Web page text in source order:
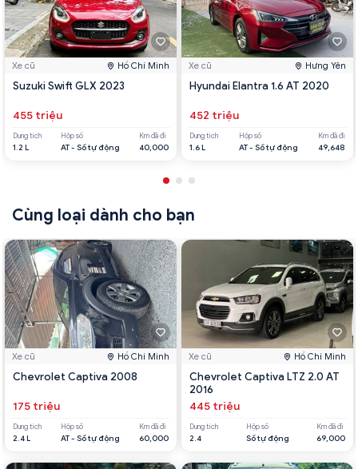
Xe cũ Hồ Chí Minh
Suzuki Swift GLX 2023
455 triệu
Dung tích
1.2 L
Hộp số
AT - Số tự động
Km đã đi
40,000
Xe cũ Hưng Yên
Hyundai Elantra 1.6 AT 2020
452 triệu
Dung tích
1.6 L
Hộp số
AT - Số tự động
Km đã đi
49,648
Cùng loại dành cho bạn
Xe cũ Hồ Chí Minh
Chevrolet Captiva 2008
175 triệu
Dung tích
2.4 L
Hộp số
AT - Số tự động
Km đã đi
60,000
Xe cũ Hồ Chí Minh
Chevrolet Captiva LTZ 2.0 AT
2016
445 triệu
Dung tích
2.4
Hộp số
Số tự động
Km đã đi
69,000